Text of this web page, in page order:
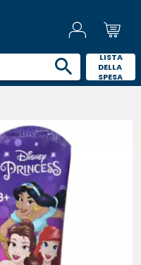
LISTA
DELLA
SPESA